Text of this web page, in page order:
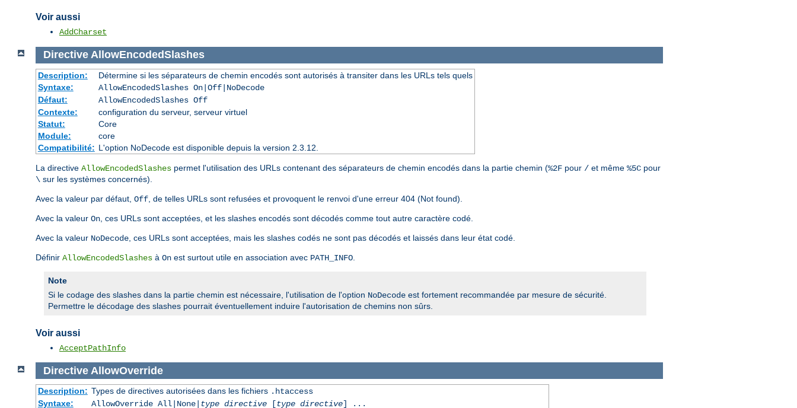
Voir aussi
AddCharset
Directive AllowEncodedSlashes
Description:
Détermine si les séparateurs de chemin encodés sont autorisés à transiter dans les URLs tels quels
Syntaxe:
AllowEncodedSlashes On|Off|NoDecode
Défaut:
AllowEncodedSlashes Off
Contexte:
configuration du serveur, serveur virtuel
Statut:
Core
Module:
core
Compatibilité: L'option NoDecode est disponible depuis la version 2.3.12.
La directive AllowEncodedSlashes permet l'utilisation des URLs contenant des séparateurs de chemin encodés dans la partie chemin (%2F pour / et même %5C pour
\ sur les systèmes concernés).
Avec la valeur par défaut, Off , de telles URLs sont refusées et provoquent le renvoi d'une erreur 404 (Not found).
Avec la valeur On , ces URLs sont acceptées, et les slashes encodés sont décodés comme tout autre caractère codé.
Avec la valeur NoDecode , ces URLs sont acceptées, mais les slashes codés ne sont pas décodés et laissés dans leur état codé.
Définir AllowEncodedSlashes à On est surtout utile en association avec PATH_INFO
Note
Si le codage des slashes dans la partie chemin est nécessaire, l'utilisation de l'option NoDecode est fortement recommandée par mesure de sécurité.
Permettre le décodage des slashes pourrait éventuellement induire l'autorisation de chemins non sûrs.
Voir aussi
AcceptPathInfo
Directive AllowOverride
Description: Types de directives autorisées dans les fichiers .htaccess
Syntaxe:
AllowOverride All|None| type directive[type directive] ...